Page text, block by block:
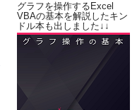
グラフを操作するExcel
VBAの基本を解説したキン
ドル本も出しました↓↓